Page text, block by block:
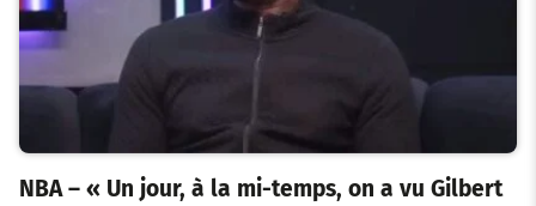
NBA – « Un jour, à la mi-temps, on a vu Gilbert